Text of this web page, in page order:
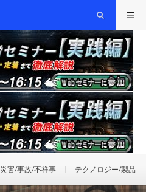
災害/事故/不祥事 テクノロジー/製品